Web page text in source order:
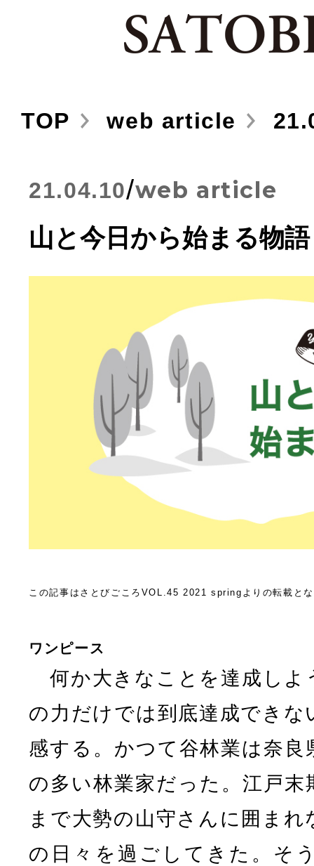
TOP web article
21.04.10/web article
山と今日から始まる物
この記事はさとびごころVOL.45 2021 springよりの転載と
ワンピース
何か大きなことを達成しよ
の力だけでは到底達成でき
感する。かつて谷林業は奈
の多い林業家だった。江戸
まで大勢の山守さんに囲ま
の日々を過ごしてきた。そ